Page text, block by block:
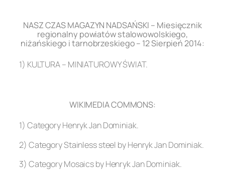
NASZ CZAS MAGAZYN NADSAŃSKI – Miesięcznik
regionalny powiatów stalowowolskiego,
niżańskiego i tarnobrzeskiego – 12 Sierpień 2014:
1) KULTURA – MINIATUROWY ŚWIAT.
WIKIMEDIA COMMONS:
1) Category Henryk Jan Dominiak.
2) Category Stainless steel by Henryk Jan Dominiak.
3) Category Mosaics by Henryk Jan Dominiak.